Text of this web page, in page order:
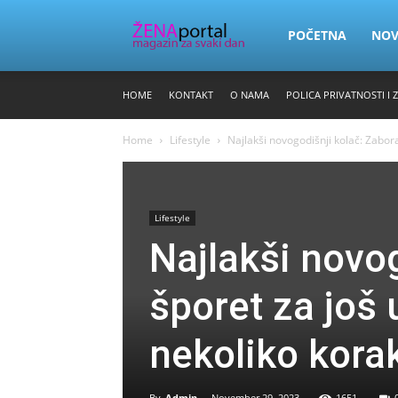
Zena
POČETNA
HOME KONTAKT O NAMA POLICA PRIVATNOSTI I
Home Lifestyle Najlakši novogodišnji kolač:
Lifestyle
Najlakši
šporet za još
nekoliko